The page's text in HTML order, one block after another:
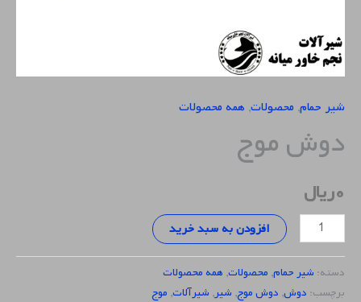
شیر حمام, محصولات, همه محصولات
دوش موج
۰ریال
افزودن به سبد خرید
دسته: شیر حمام, محصولات, همه محصولات
برچسب: دوش, دوش موج, شیر, شیرآلات, موج